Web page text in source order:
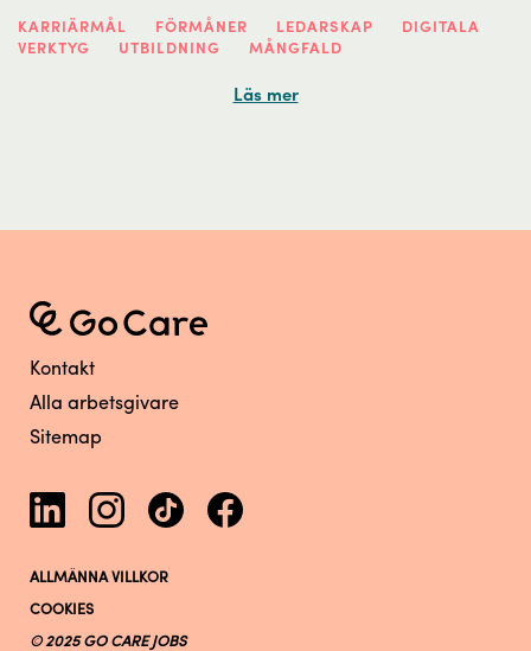
KARRIÄRMÅL FÖRMÅNER LEDARSKAP
DIGITALA
VERKTYG
UTBILDNING MÅNGFALD
Läs mer
Kontakt
Alla arbetsgivare
Sitemap
© 2025 GO CARE JOBS
ALLMÄNNA VILLKOR
COOKIES